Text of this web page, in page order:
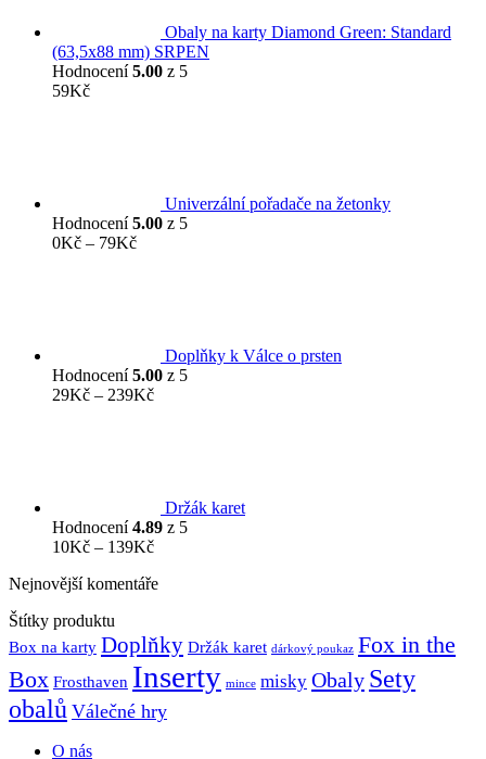
Obaly na karty Diamond Green: Standard
(63,5x88 mm) SRPEN
Hodnocení5.00 z 5
59Kč
Univerzální pořadače na žetonky
Hodnocení5.00 z 5
0Kč – 79KčRozpětí
Doplňky k Válce o prsten
Hodnocení5.00 z 5
29Kč – 239KčRozpětí
Držák karet
Hodnocení4.89 z 5
10Kč – 139KčRozpětí
10Kč
Nejnovější komentáře
Štítky produktu
Box na karty Doplňky Držák karet dárkový poukaz Fox in the
Box Frosthaven Inserty mince misky Obaly Sety
obalů Válečné hry
O nás